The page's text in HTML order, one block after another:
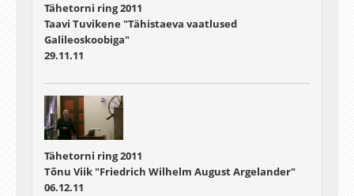
Tähetorni ring 2011
Taavi Tuvikene "Tähistaeva vaatlused
Galileoskoobiga"
29.11.11
Tähetorni ring 2011
Tõnu Viik "Friedrich Wilhelm August Argelander"
06.12.11